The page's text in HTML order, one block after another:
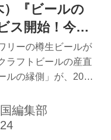
やアウトドア施設に
ビールを受け取れ
ができるのだ。持ち
くなる。 全国の人気
買える！通販サービ
日本発の新サービ
いクラフトビール
へ。1.ブルワリー提
）『ビールの
ス開始！今ま
たブルワリー
が旅先やキャ
しめる！
リーの樽生ビールが
ラフトビールの産直
ルの縁側」が、2021
いよいよサービスス
年2月22日時点で
ワリーは50社以上。
編集部